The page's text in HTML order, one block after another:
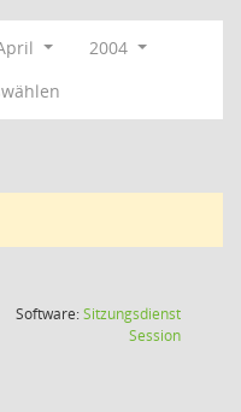
2004
Software:Sitzungsdienst
Session(Wird in